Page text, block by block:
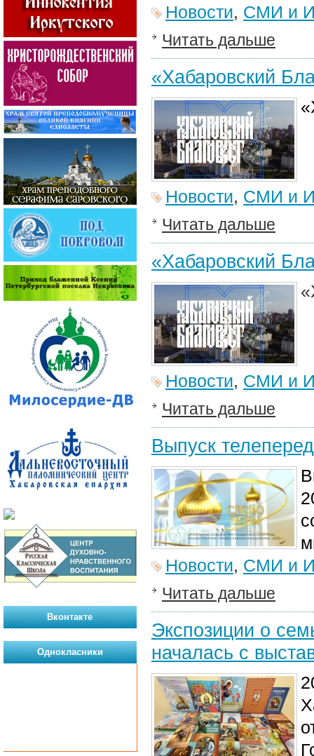
Новости, СМИ и
Читать дальше
«Хабаровский
Новости, СМИ и
Читать дальше
«Хабаровский
Новости, СМИ и
Читать дальше
Выпуск
Новости, СМИ и
Читать дальше
Экспозиции о
началась с
Вконтакте
Однокласники